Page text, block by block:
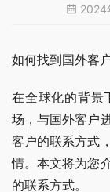
2024
如何找到国外客
在全球化的背景
场，与国外客户
客户的联系方式
情。本文将为您
的联系方式。